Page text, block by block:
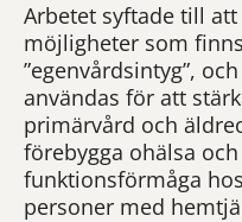
Arbetet syftade till
möjligheter som
”egenvårdsintyg”,
användas för att
primärvård och
förebygga ohälsa
funktionsförmåga
personer med